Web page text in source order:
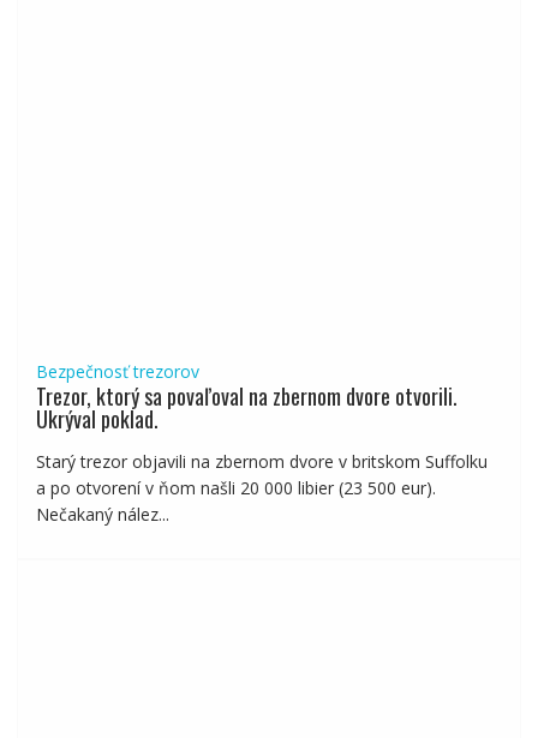
Bezpečnosť trezorov
Trezor, ktorý sa povaľoval na zbernom dvore otvorili.
Ukrýval poklad.
Starý trezor objavili na zbernom dvore v britskom Suffolku
a po otvorení v ňom našli 20 000 libier (23 500 eur).
Nečakaný nález...